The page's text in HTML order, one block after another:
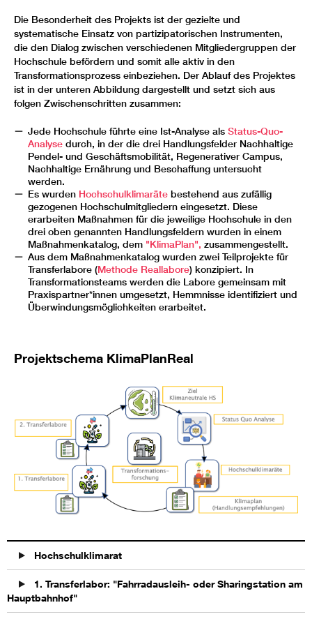
Die Besonderheit des Projekts ist der gezielte und
systematische Einsatz von partizipatorischen Instrumenten,
die den Dialog zwischen verschiedenen Mitgliedergruppen der
Hochschule befördern und somit alle aktiv in den
Transformationsprozess einbeziehen. Der Ablauf des Projektes
ist in der unteren Abbildung dargestellt und setzt sich aus
folgen Zwischenschritten zusammen:
Jede Hochschule führte eine Ist-Analyse als Status-Quo-
Analysedurch, in der die drei Handlungsfelder Nachhaltige
Pendel- und Geschäftsmobilität, Regenerativer Campus,
Nachhaltige Ernährung und Beschaffung untersucht
werden.
Es wurden Hochschulklimarätebestehend aus zufällig
gezogenen Hochschulmitgliedern eingesetzt. Diese
erarbeiten Maßnahmen für die jeweilige Hochschule in den
drei oben genannten Handlungsfeldern wurden in einem
Maßnahmenkatalog, dem "KlimaPlan", zusammengestellt.
Aus dem Maßnahmenkatalog wurden zwei Teilprojekte für
Transferlabore (Methode Reallabore) konzipiert. In
Transformationsteams werden die Labore gemeinsam mit
Praxispartner*innen umgesetzt, Hemmnisse identifiziert und
Überwindungsmöglichkeiten erarbeitet.
Projektschema KlimaPlanReal
Hochschulklimarat
1. Transferlabor: "Fahrradausleih- oder Sharingstation am
Hauptbahnhof"